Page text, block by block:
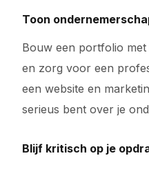
Toon
Bouw een portfolio
en zorg voor een
een website en
serieus bent over je
Blijf kritisch op je